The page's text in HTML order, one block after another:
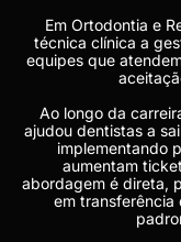
Em Ortodontia e
técnica clínica a
equipes que
Ao longo da
ajudou dentistas a
implementando
aumentam
abordagem é direta,
em transferência